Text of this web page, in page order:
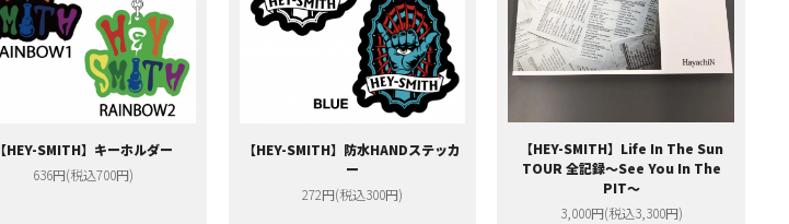
【HEY-SMITH】キーホルダー
636円(税込700円)
【HEY-SMITH】防水HANDステッカ
ー
272円(税込300円)
【HEY-SMITH】Life In The Sun
TOUR 全記録～See You In The
PIT～
3,000円(税込3,300円)